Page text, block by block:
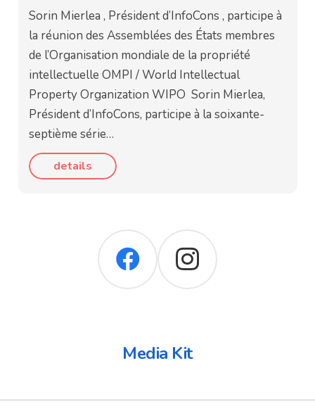
Sorin Mierlea , Président d’InfoCons , participe à
la réunion des Assemblées des États membres
de l’Organisation mondiale de la propriété
intellectuelle OMPI / World Intellectual
Property Organization WIPO Sorin Mierlea,
Président d’InfoCons, participe à la soixante-
septième série…
details
Media Kit